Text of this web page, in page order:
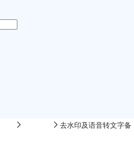
去水印及语音转文字备